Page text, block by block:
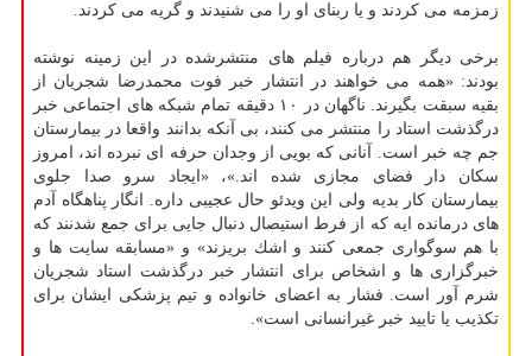
زمزمه می كردند و یا ربنای او را می شنیدند و گریه می كردند.
برخی دیگر هم درباره فیلم های منتشرشده در این زمینه نوشته
بودند: «همه می خواهند در انتشار خبر فوت محمدرضا شجریان از
بقیه سبقت بگیرند. ناگهان در ۱۰ دقیقه تمام شبكه های اجتماعی خبر
درگذشت استاد را منتشر می كنند، بی آنكه بدانند واقعا در بیمارستان
جم چه خبر است. آنانی كه بویی از وجدان حرفه ای نبرده اند، امروز
سكان دار فضای مجازی شده اند.»، «ایجاد سرو صدا جلوی
بیمارستان كار بدیه ولی این ویدئو حال عجیبی داره. انگار پناهگاه آدم
های درمانده ایه كه از فرط استیصال دنبال جایی برای جمع شدنند كه
با هم سوگواری جمعی كنند و اشك بریزند» و «مسابقه سایت ها و
خبرگزاری ها و اشخاص برای انتشار خبر درگذشت استاد شجریان
شرم آور است. فشار به اعضای خانواده و تیم پزشكی ایشان برای
تكذیب یا تایید خبر غیرانسانی است».